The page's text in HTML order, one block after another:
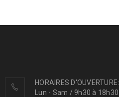
HORAIRES D'OUVERTURE:
Lun - Sam / 9h30 à 18h30